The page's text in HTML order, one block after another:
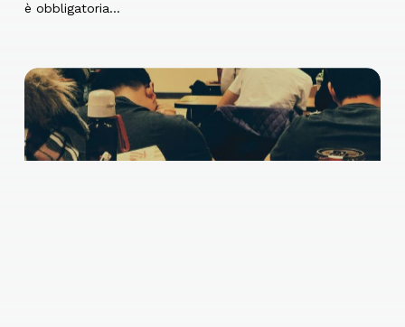
è obbligatoria…